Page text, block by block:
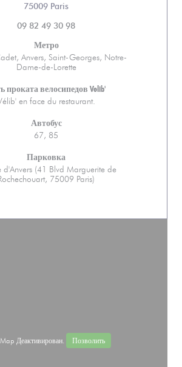
75009 Paris((открывается в новом окне))
09 82 49 30 98
Метро
Anvers, Saint-Georges, Notre-
Dame-de-Lorette
проката велосипедов Velib'
en face du restaurant.
Автобус
67, 85
Парковка
d'Anvers (41 Blvd Marguerite de
75009 Paris)
Деактивирован. Позволить